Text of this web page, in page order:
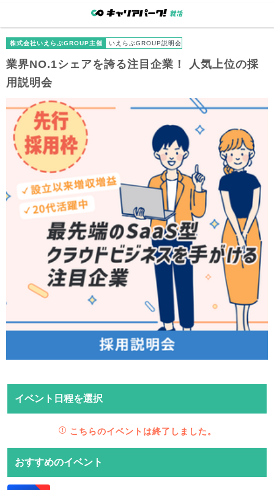
株式会社いえらぶGROUP主催 いえらぶGROUP説明会
業界NO.1シェアを誇る注目企業！ 人気上位の採
用説明会
イベント日程を選択
こちらのイベントは終了しました。
おすすめのイベント